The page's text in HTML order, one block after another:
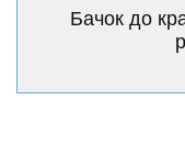
Бачок до